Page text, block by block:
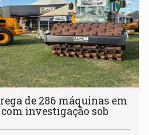
de 286 máquinas em
investigação sob